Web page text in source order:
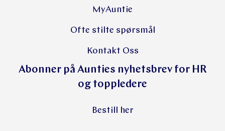
MyAuntie
Ofte stilte spørsmål
Kontakt Oss
Abonner på Aunties nyhetsbrev for HR
og toppledere
Bestill her